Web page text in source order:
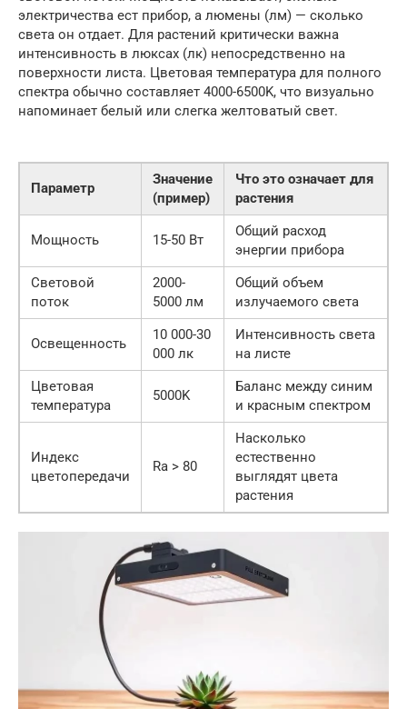
электричества ест прибор, а люмены (лм) — сколько
света он отдает. Для растений критически важна
интенсивность в люксах (лк) непосредственно на
поверхности листа. Цветовая температура для полного
спектра обычно составляет 4000-6500K, что визуально
напоминает белый или слегка желтоватый свет.
Параметр
Значение
(пример)
Что это означает для
растения
Мощность 15-50 Вт
Общий расход
энергии прибора
Световой
поток
2000-
5000 лм
Общий объем
излучаемого света
Освещенность
10 000-30
000 лк
Интенсивность света
на листе
Цветовая
температура
5000K
Баланс между синим
и красным спектром
Индекс
цветопередачи
Ra > 80
Насколько
естественно
выглядят цвета
растения